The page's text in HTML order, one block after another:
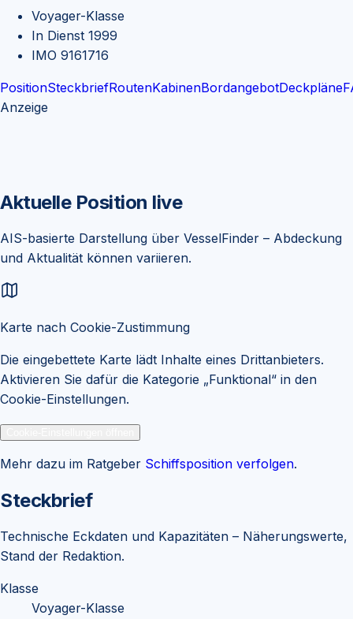
Voyager-Klasse
In Dienst 1999
IMO 9161716
PositionSteckbriefRoutenKabinenBordangebotDeckpläne
Anzeige
Aktuelle Position live
AIS-basierte Darstellung über VesselFinder – Abdeckung
und Aktualität können variieren.
Karte nach Cookie-Zustimmung
Die eingebettete Karte lädt Inhalte eines Drittanbieters.
Aktivieren Sie dafür die Kategorie „Funktional“ in den
Cookie-Einstellungen.
Mehr dazu im Ratgeber Schiffsposition verfolgen.
Steckbrief
Technische Eckdaten und Kapazitäten – Näherungswerte,
Stand der Redaktion.
Klasse
Voyager-Klasse